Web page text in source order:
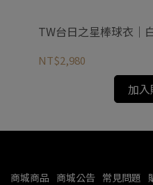
TW台日之星棒球衣｜
NT$2,980
加
商城商品 商城公告 常見問題